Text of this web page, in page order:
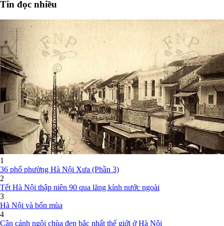
Tin đọc nhiều
1
36 phố phường Hà Nội Xưa (Phần 3)
2
Tết Hà Nội thập niên 90 qua lăng kính nước ngoài
3
Hà Nội và bốn mùa
4
Cận cảnh ngôi chùa đẹp bậc nhất thế giới ở Hà Nội